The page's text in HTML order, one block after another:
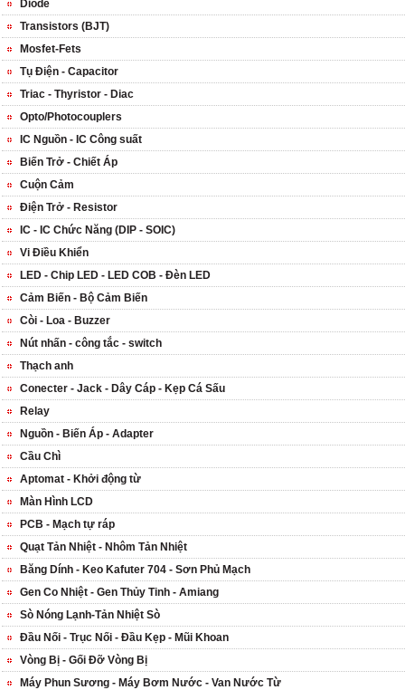
Diode
Transistors (BJT)
Mosfet-Fets
Tụ Điện - Capacitor
Triac - Thyristor - Diac
Opto/Photocouplers
IC Nguồn - IC Công suất
Biến Trở - Chiết Áp
Cuộn Cảm
Điện Trở - Resistor
IC - IC Chức Năng (DIP - SOIC)
Vi Điều Khiển
LED - Chip LED - LED COB - Đèn LED
Cảm Biến - Bộ Cảm Biến
Còi - Loa - Buzzer
Nút nhấn - công tắc - switch
Thạch anh
Conecter - Jack - Dây Cáp - Kẹp Cá Sấu
Relay
Nguồn - Biến Áp - Adapter
Cầu Chì
Aptomat - Khởi động từ
Màn Hình LCD
PCB - Mạch tự ráp
Quạt Tản Nhiệt - Nhôm Tản Nhiệt
Băng Dính - Keo Kafuter 704 - Sơn Phủ Mạch
Gen Co Nhiệt - Gen Thủy Tinh - Amiang
Sò Nóng Lạnh-Tản Nhiệt Sò
Đầu Nối - Trục Nối - Đầu Kẹp - Mũi Khoan
Vòng Bị - Gối Đỡ Vòng Bị
Máy Phun Sương - Máy Bơm Nước - Van Nước Từ